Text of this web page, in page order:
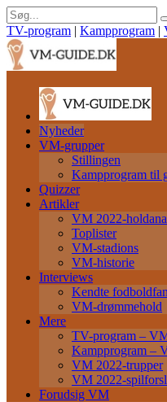
TV-program | Kampprogram |
Nyheder
VM-grupper
Stillingen
Kampprogram til
Quizzer
Artikler
VM 2022-
Toplister
VM-stadions
VM-historie
Interviews
Kendte
VM-drømmehold
Mere
TV-program –
Kampprogram –
VM 2022-trupper
VM 2022-
Forudsig VM